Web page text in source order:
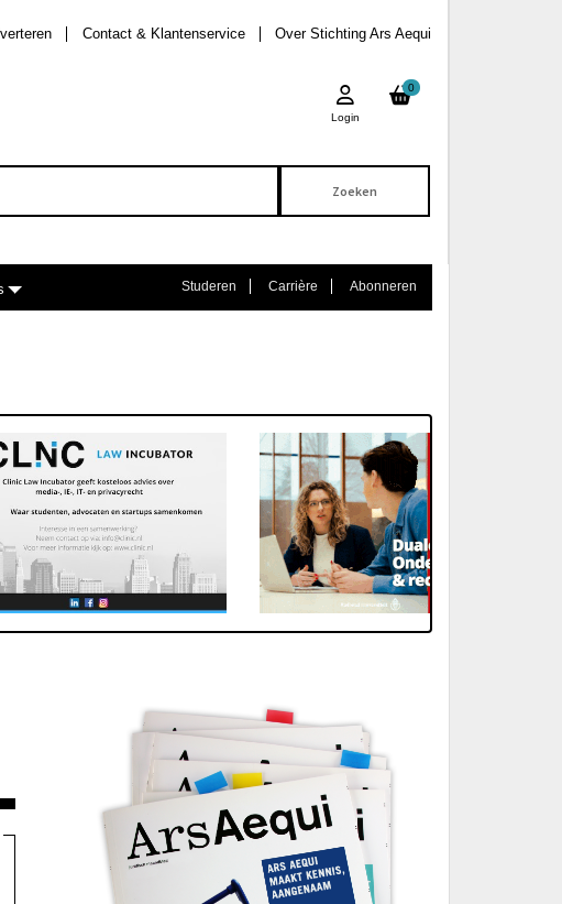
Over Stichting Ars Aequi
Contact & Klantenservice
0
Login
Studeren Carrière Abonneren